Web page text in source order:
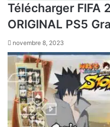
Télécharger FIFA
ORIGINAL PS5
novembre 8, 2023